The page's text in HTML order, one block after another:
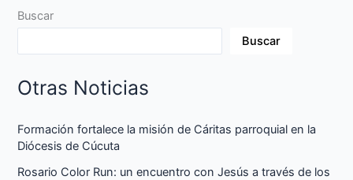
Buscar
Buscar
Otras Noticias
Formación fortalece la misión de Cáritas parroquial en la
Diócesis de Cúcuta
Rosario Color Run: un encuentro con Jesús a través de los